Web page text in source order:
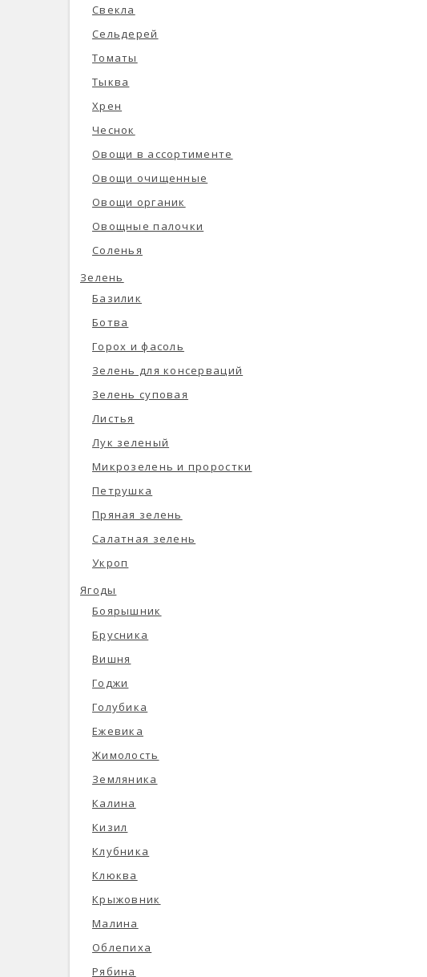
Свекла
Сельдерей
Томаты
Тыква
Хрен
Чеснок
Овощи в ассортименте
Овощи очищенные
Овощи органик
Овощные палочки
Соленья
Зелень
Базилик
Ботва
Горох и фасоль
Зелень для консерваций
Зелень суповая
Листья
Лук зеленый
Микрозелень и проростки
Петрушка
Пряная зелень
Салатная зелень
Укроп
Ягоды
Боярышник
Брусника
Вишня
Годжи
Голубика
Ежевика
Жимолость
Земляника
Калина
Кизил
Клубника
Клюква
Крыжовник
Малина
Облепиха
Рябина